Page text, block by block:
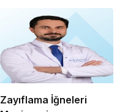
Zayıflama İğneleri